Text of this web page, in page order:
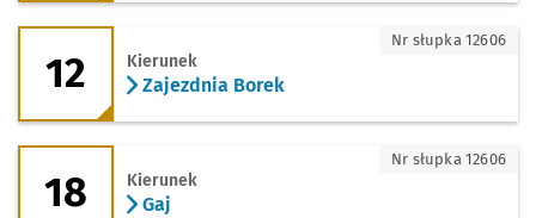
12 - kierunek Zajezdnia Borek
12 Kierunek
Zajezdnia Borek
Nr słupka 12606
18 - kierunek Gaj
18 Kierunek
Gaj
Nr słupka 12606